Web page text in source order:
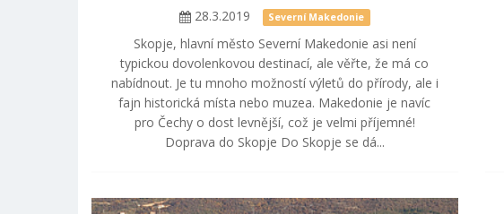
28.3.2019 Severní Makedonie
Skopje, hlavní město Severní Makedonie asi není
typickou dovolenkovou destinací, ale věřte, že má co
nabídnout. Je tu mnoho možností výletů do přírody, ale i
fajn historická místa nebo muzea. Makedonie je navíc
pro Čechy o dost levnější, což je velmi příjemné!
Doprava do Skopje Do Skopje se dá...